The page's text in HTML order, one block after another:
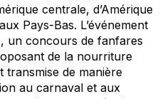
centrale, d’Amérique
Pays-Bas. L’événement
un concours de fanfares
de la nourriture
transmise de manière
au carnaval et aux